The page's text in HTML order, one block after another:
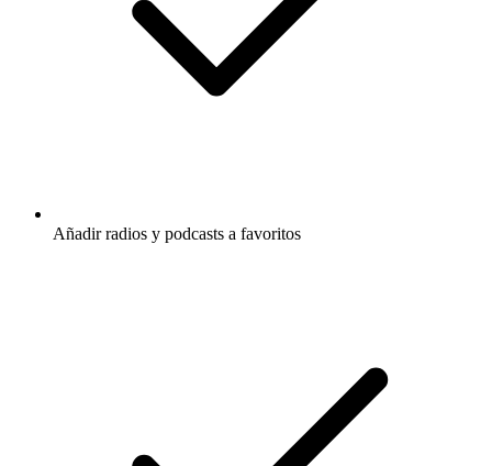
Añadir radios y podcasts a favoritos